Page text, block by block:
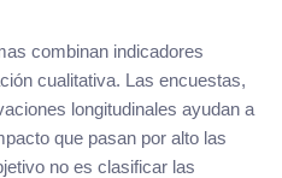
combinan indicadores
cualitativa. Las encuestas,
longitudinales ayudan a
que pasan por alto las
no es clasificar las